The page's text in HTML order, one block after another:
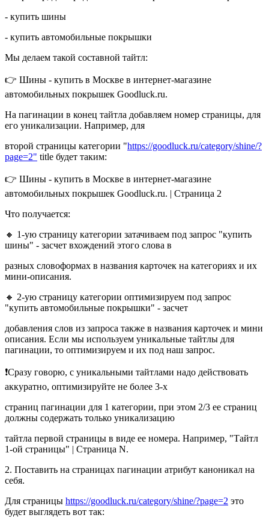
- купить шины
- купить автомобильные покрышки
Мы делаем такой составной тайтл:
👉 Шины - купить в Москве в интернет-магазине
автомобильных покрышек Goodluck.ru.
На пагинации в конец тайтла добавляем номер страницы, для
его уникализации. Например, для
второй страницы категории "https://goodluck.ru/category/shine/?
page=2" title будет таким:
👉 Шины - купить в Москве в интернет-магазине
автомобильных покрышек Goodluck.ru. | Страница 2
Что получается:
🔸 1-ую страницу категории затачиваем под запрос "купить
шины" - засчет вхождений этого слова в
разных словоформах в названия карточек на категориях и их
мини-описания.
🔸 2-ую страницу категории оптимизируем под запрос
"купить автомобильные покрышки" - засчет
добавления слов из запроса также в названия карточек и мини
описания. Если мы используем уникальные тайтлы для
пагинации, то оптимизируем и их под наш запрос.
❗️Сразу говорю, с уникальными тайтлами надо действовать
аккуратно, оптимизируйте не более 3-х
страниц пагинации для 1 категории, при этом 2/3 ее страниц
должны содержать только уникализацию
тайтла первой страницы в виде ее номера. Например, "Тайтл
1-ой страницы" | Страница N.
2. Поставить на страницах пагинации атрибут каноникал на
себя.
Для страницы https://goodluck.ru/category/shine/?page=2 это
будет выглядеть вот так: